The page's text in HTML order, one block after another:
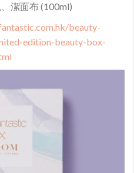
潔面布 (100ml)
beauty-
edition-beauty-box-